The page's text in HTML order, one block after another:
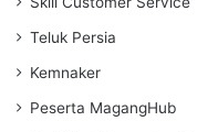
Teluk Persia
Kemnaker
Peserta MagangHub